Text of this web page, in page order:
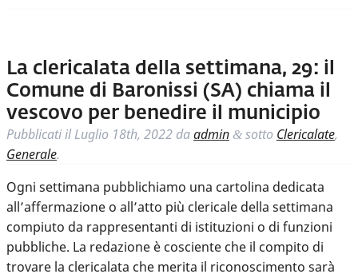
La clericalata della settimana, 29: il
Comune di Baronissi (SA) chiama il
vescovo per benedire il municipio
Pubblicati ilLuglio 18th, 2022 daadmin & sotto Clericalate,
Generale.
Ogni settimana pubblichiamo una cartolina dedicata
all’affermazione o all’atto più clericale della settimana
compiuto da rappresentanti di istituzioni o di funzioni
pubbliche. La redazione è cosciente che il compito di
trovare la clericalata che merita il riconoscimento sarà